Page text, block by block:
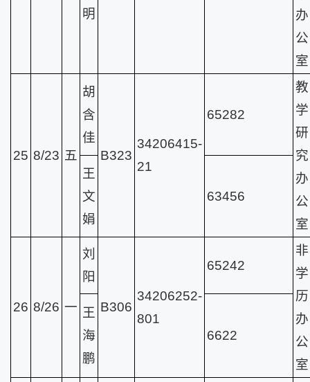
办
公
室
明
25 8/23 五
胡
含
佳
B323
34206415-
21
65282
教
学
研
究
办
公
室
王
文
娟
63456
26 8/26 一
刘
阳
B306
34206252-
801
65242
非
学
历
办
公
室
王
海
鹏
6622